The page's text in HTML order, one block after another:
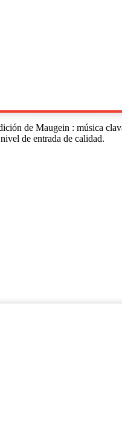
de Maugein : música
de entrada de calidad.